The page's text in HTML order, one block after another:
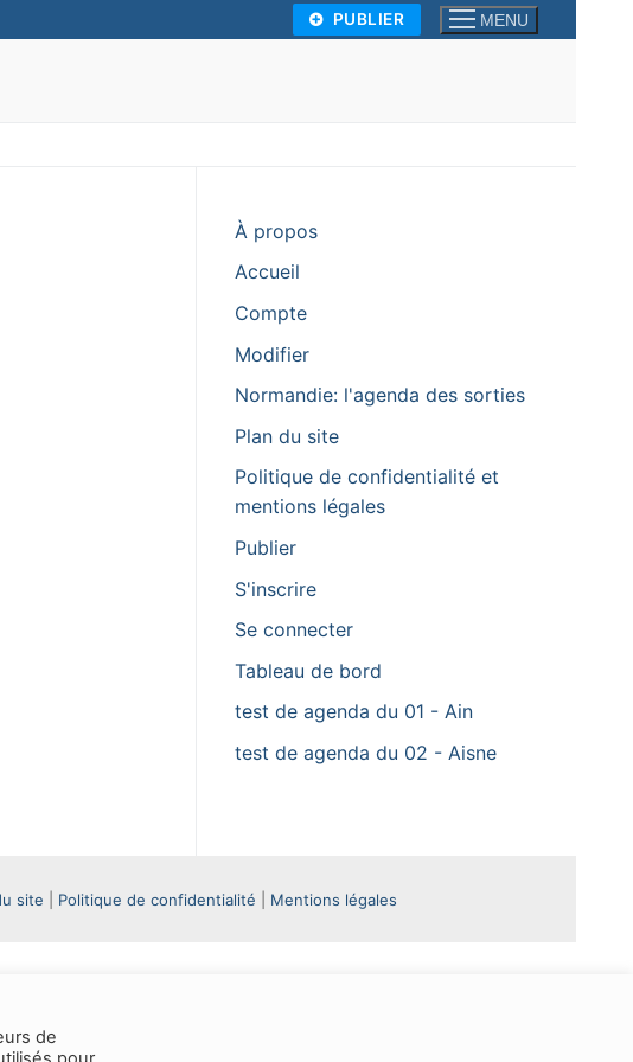
PUBLIER MENU
À propos
Accueil
Compte
Modifier
Normandie: l'agenda des sorties
Plan du site
Politique de confidentialité et
mentions légales
Publier
S'inscrire
Se connecter
Tableau de bord
test de agenda du 01 - Ain
test de agenda du 02 - Aisne
site Politique de confidentialité Mentions légales
de